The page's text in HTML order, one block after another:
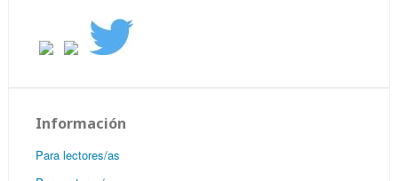
Información
Para lectores/as